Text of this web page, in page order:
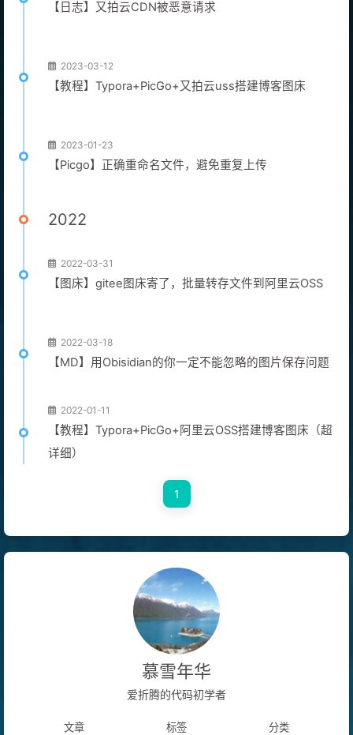
【日志】又拍云CDN被恶意请求
2023-03-12
【教程】Typora+PicGo+又拍云uss搭建博客图床
2023-01-23
【Picgo】正确重命名文件，避免重复上传
2022
2022-03-31
【图床】gitee图床寄了，批量转存文件到阿里云OSS
2022-03-18
【MD】用Obisidian的你一定不能忽略的图片保存问题
2022-01-11
【教程】Typora+PicGo+阿里云OSS搭建博客图床（超
详细）
1
慕雪年华
爱折腾的代码初学者
文章 标签 分类